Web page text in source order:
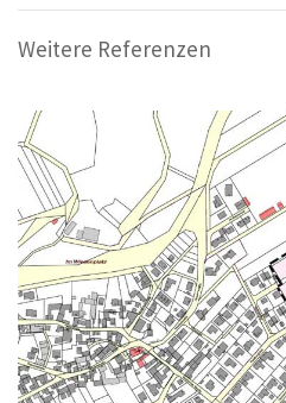
Weitere Referenzen